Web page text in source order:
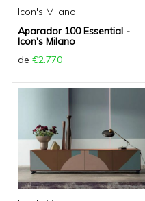
Icon's Milano
Aparador 100 Essential -
Icon's Milano
de €2.770